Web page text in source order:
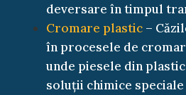
deversare în timpul
Cromare plastic –
în procesele de
unde piesele din
soluții chimice